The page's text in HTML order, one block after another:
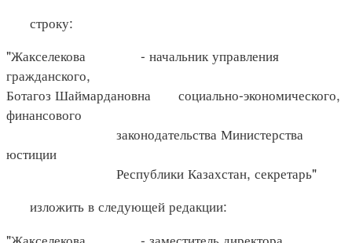
строку:
"Жакселекова - начальник управления
гражданского,
Ботагоз Шаймардановна социально-экономического,
финансового
законодательства Министерства
юстиции
Республики Казахстан, секретарь"
изложить в следующей редакции: